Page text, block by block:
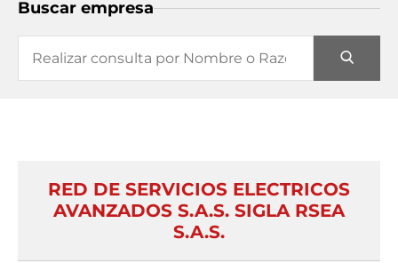
Buscar empresa
RED DE SERVICIOS ELECTRICOS
AVANZADOS S.A.S. SIGLA RSEA
S.A.S.